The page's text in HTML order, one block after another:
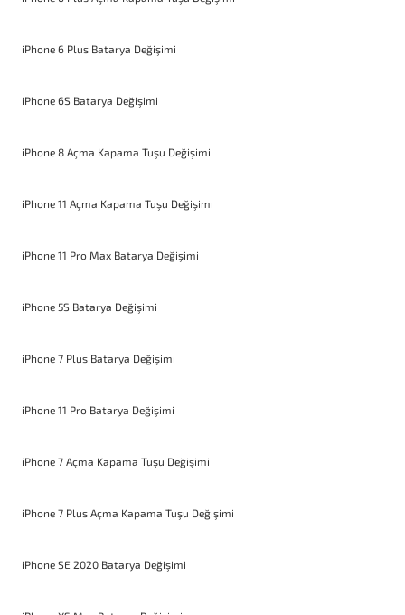
iPhone 6 Plus Batarya Değişimi
iPhone 6S Batarya Değişimi
iPhone 8 Açma Kapama Tuşu Değişimi
iPhone 11 Açma Kapama Tuşu Değişimi
iPhone 11 Pro Max Batarya Değişimi
iPhone 5S Batarya Değişimi
iPhone 7 Plus Batarya Değişimi
iPhone 11 Pro Batarya Değişimi
iPhone 7 Açma Kapama Tuşu Değişimi
iPhone 7 Plus Açma Kapama Tuşu Değişimi
iPhone SE 2020 Batarya Değişimi